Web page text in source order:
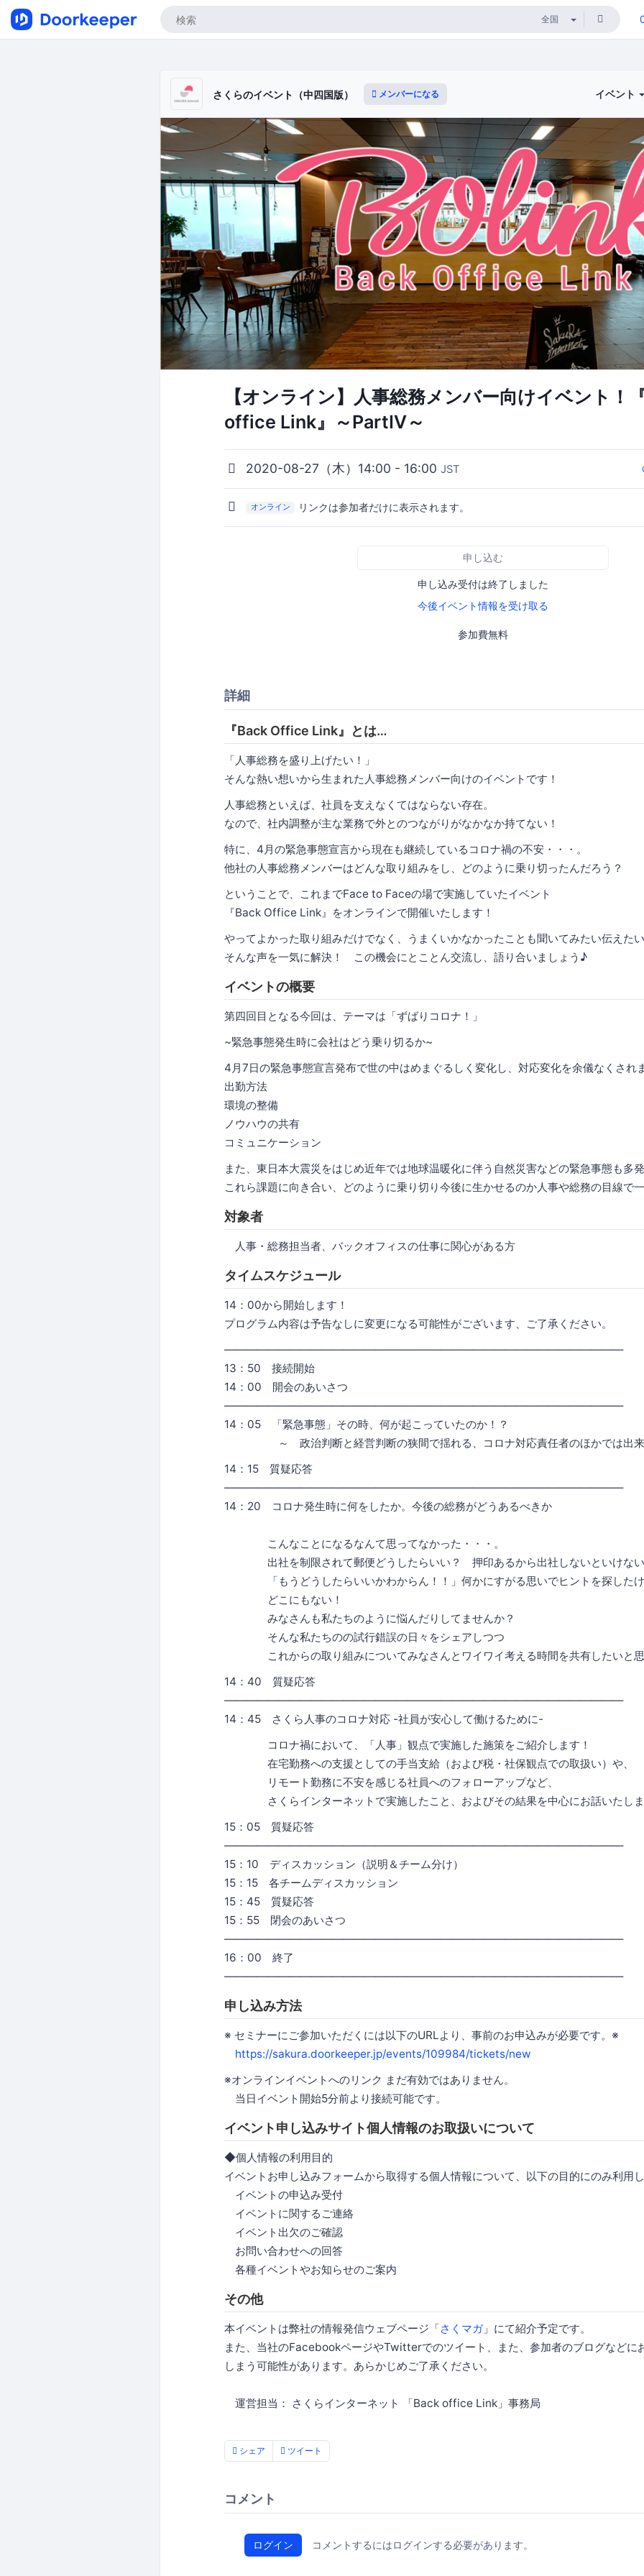
さくらのイベント（中四国版） メンバーになる イベント
【オンライン】人事総務メンバー向けイベント！
office Link』～PartⅣ～
2020-08-27（木）14:00 - 16:00 JST
オンライン リンクは参加者だけに表示されます。
申し込む
申し込み受付は終了しました
今後イベント情報を受け取る
参加費無料
詳細
『Back Office Link』とは…
「人事総務を盛り上げたい！」
そんな熱い想いから生まれた人事総務メンバー向けのイベントです！
人事総務といえば、社員を支えなくてはならない存在。
なので、社内調整が主な業務で外とのつながりがなかなか持てない！
特に、4月の緊急事態宣言から現在も継続しているコロナ禍の不安・・・。
他社の人事総務メンバーはどんな取り組みをし、どのように乗り切ったんだろう？
ということで、これまでFace to Faceの場で実施していたイベント
『Back Office Link』をオンラインで開催いたします！
やってよかった取り組みだけでなく、うまくいかなかったことも聞いてみたい伝えた
そんな声を一気に解決！ この機会にとことん交流し、語り合いましょう♪
イベントの概要
第四回目となる今回は、テーマは「ずばりコロナ！」
~緊急事態発生時に会社はどう乗り切るか~
4月7日の緊急事態宣言発布で世の中はめまぐるしく変化し、対応変化を余儀なくされ
出勤方法
環境の整備
ノウハウの共有
コミュニケーション
また、東日本大震災をはじめ近年では地球温暖化に伴う自然災害などの緊急事態も多
これら課題に向き合い、どのように乗り切り今後に生かせるのか人事や総務の目線で
対象者
人事・総務担当者、バックオフィスの仕事に関心がある方
タイムスケジュール
14：00から開始します！
プログラム内容は予告なしに変更になる可能性がございます、ご了承ください。
―――――――――――――――――――――――――――――――――――――
13：50 接続開始
14：00 開会のあいさつ
―――――――――――――――――――――――――――――――――――――
14：05 「緊急事態」その時、何が起こっていたのか！？
～ 政治判断と経営判断の狭間で揺れる、コロナ対応責任者のほかでは出
14：15 質疑応答
―――――――――――――――――――――――――――――――――――――
14：20 コロナ発生時に何をしたか。今後の総務がどうあるべきか
こんなことになるなんて思ってなかった・・・。
出社を制限されて郵便どうしたらいい？ 押印あるから出社しないといけな
「もうどうしたらいいかわからん！！」何かにすがる思いでヒントを探した
どこにもない！
みなさんも私たちのように悩んだりしてませんか？
そんな私たちのの試行錯誤の日々をシェアしつつ
これからの取り組みについてみなさんとワイワイ考える時間を共有したいと思
14：40 質疑応答
―――――――――――――――――――――――――――――――――――――
14：45 さくら人事のコロナ対応 -社員が安心して働けるために-
コロナ禍において、「人事」観点で実施した施策をご紹介します！
在宅勤務への支援としての手当支給（および税・社保観点での取扱い）や、
リモート勤務に不安を感じる社員へのフォローアップなど、
さくらインターネットで実施したこと、およびその結果を中心にお話いたし
15：05 質疑応答
―――――――――――――――――――――――――――――――――――――
15：10 ディスカッション（説明＆チーム分け）
15：15 各チームディスカッション
15：45 質疑応答
15：55 閉会のあいさつ
―――――――――――――――――――――――――――――――――――――
16：00 終了
―――――――――――――――――――――――――――――――――――――
申し込み方法
※ セミナーにご参加いただくには以下のURLより、事前のお申込みが必要です。※
https://sakura.doorkeeper.jp/events/109984/tickets/new
※オンラインイベントへのリンク まだ有効ではありません。
当日イベント開始5分前より接続可能です。
イベント申し込みサイト個人情報のお取扱いについて
◆個人情報の利用目的
イベントお申し込みフォームから取得する個人情報について、以下の目的にのみ利用
イベントの申込み受付
イベントに関するご連絡
イベント出欠のご確認
お問い合わせへの回答
各種イベントやお知らせのご案内
その他
本イベントは弊社の情報発信ウェブページ「さくマガ 」にて紹介予定です。
また、当社のFacebookページやTwitterでのツイート、また、参加者のブログなどに
しまう可能性があります。あらかじめご了承ください。
運営担当： さくらインターネット 「Back office Link」事務局
シェア ツイート
コメント
ログイン コメントするにはログインする必要があります。